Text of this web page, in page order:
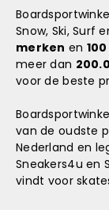
Snow, Ski, Surf
merken en
meer dan
voor de beste
van de oudste
Nederland en
Sneakers4u en
vindt voor